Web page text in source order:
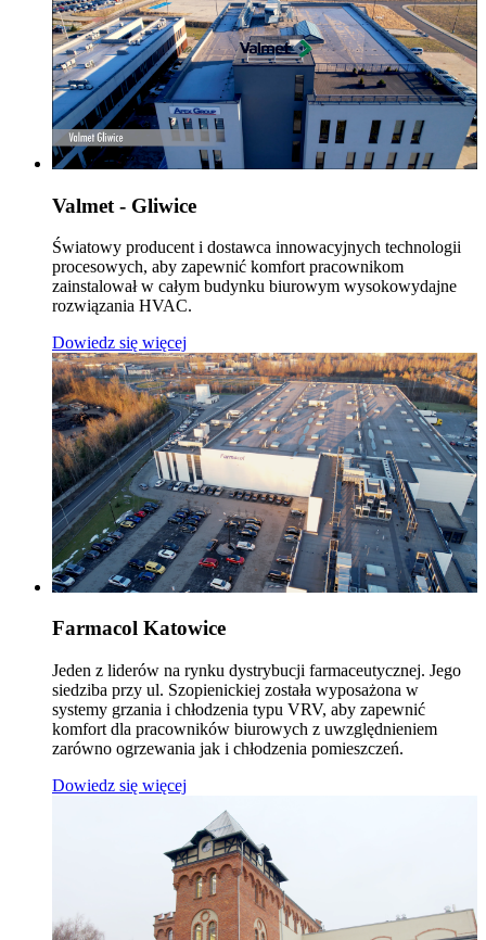
Valmet - Gliwice
Światowy producent i dostawca innowacyjnych technologii
procesowych, aby zapewnić komfort pracownikom
zainstalował w całym budynku biurowym wysokowydajne
rozwiązania HVAC.
Dowiedz się więcej
Farmacol Katowice
Jeden z liderów na rynku dystrybucji farmaceutycznej. Jego
siedziba przy ul. Szopienickiej została wyposażona w
systemy grzania i chłodzenia typu VRV, aby zapewnić
komfort dla pracowników biurowych z uwzględnieniem
zarówno ogrzewania jak i chłodzenia pomieszczeń.
Dowiedz się więcej